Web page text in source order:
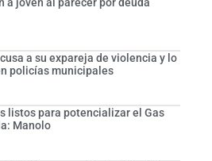
a su expareja de violencia y lo
policías municipales
listos para potencializar el Gas
Manolo